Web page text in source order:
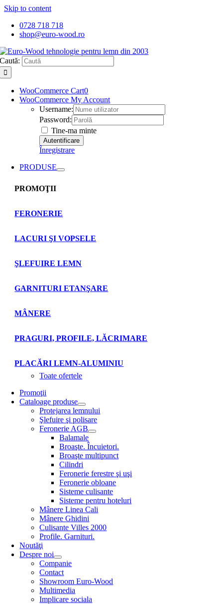
Skip to content
0728 718 718
shop@euro-wood.ro
Caută:
WooCommerce Cart0
WooCommerce My Account
Username:
Password:
Tine-ma minte
Înregistrare
PRODUSE
PROMOŢII
FERONERIE
LACURI ŞI VOPSELE
ŞLEFUIRE LEMN
GARNITURI ETANŞARE
MÂNERE
PRAGURI, PROFILE, LĂCRIMARE
PLACĂRI LEMN-ALUMINIU
Toate ofertele
Promoţii
Cataloage produse
Protejarea lemnului
Şlefuire şi polisare
Feronerie AGB
Balamale
Broaşte. Încuietori.
Broaşte multipunct
Cilindri
Feronerie ferestre şi uşi
Feronerie obloane
Sisteme culisante
Sisteme pentru hoteluri
Mânere Linea Cali
Mânere Ghidini
Culisante Villes 2000
Profile. Garnituri.
Noutăţi
Despre noi
Companie
Contact
Showroom Euro-Wood
Multimedia
Implicare sociala